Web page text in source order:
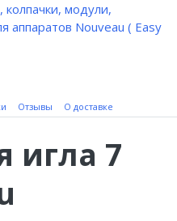
колпачки, модули,
аппаратов Nouveau ( Easy
Отзывы О доставке
игла 7